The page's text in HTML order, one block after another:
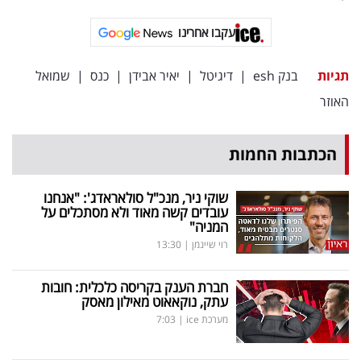
עקבו אחרינו
תגיות בנק esh | דיגיטל | יאיר אבידן | כנס | שמואל
האוזר
הכתבות החמות
שוקי ניר, מנכ"ל סולאראדג': "אנחנו
עובדים קשה מאוד ולא מסתכלים על
המניה"
רוי שיינמן |
13:30
חברת הענק בקריסה כלכלית: חובות
עתק, נוקאאוט מאילון מאסק
מערכת ice |
7:03